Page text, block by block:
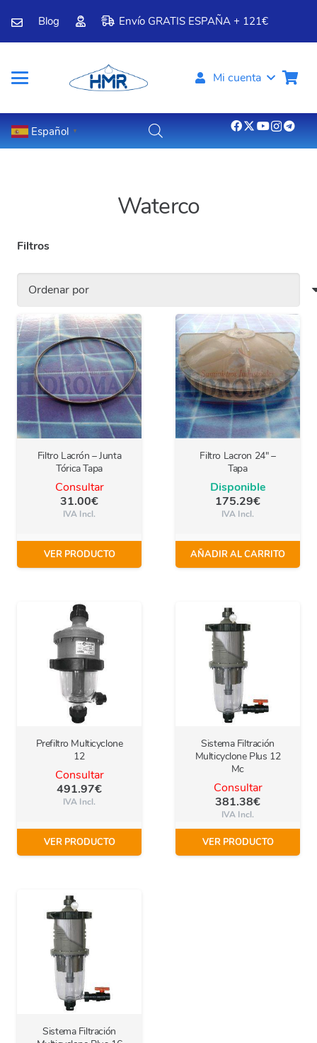
Blog Envío GRATIS ESPAÑA + 121€
Mi cuenta
Español ▼
Waterco
Filtros
Filtro Lacrón – Junta
Tórica Tapa
Consultar
31.00€
IVA Incl.
VER PRODUCTO
Filtro Lacron 24″ –
Tapa
Disponible
175.29€
IVA Incl.
AÑADIR AL CARRITO
Prefiltro Multicyclone
12
Consultar
491.97€
IVA Incl.
VER PRODUCTO
Sistema Filtración
Multicyclone Plus 12
Mc
Consultar
381.38€
IVA Incl.
VER PRODUCTO
Sistema Filtración